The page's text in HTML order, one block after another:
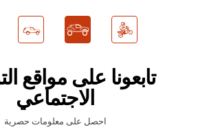
تابعونا على مواقع التواصل
الاجتماعي
احصل على معلومات حصرية